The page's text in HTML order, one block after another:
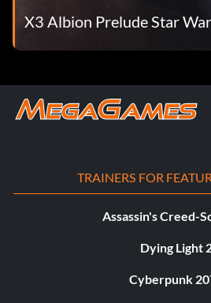
X3 Albion Prelude Star
TRAINERS FOR
Assassin's Creed-
Dying Light
Cyberpunk